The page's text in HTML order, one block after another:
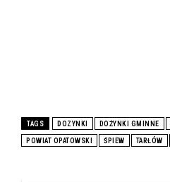
TAGS DOZYNKI DOŻYNKI GMINNE
POWIAT OPATOWSKI ŚPIEW TARŁÓW